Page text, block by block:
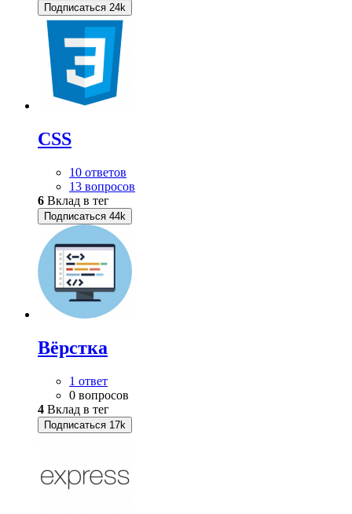
Подписаться 24k
CSS
10 ответов
13 вопросов
6 Вклад в тег
Подписаться 44k
Вёрстка
1 ответ
0 вопросов
4 Вклад в тег
Подписаться 17k